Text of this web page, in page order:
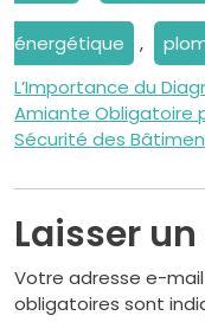
énergétique ,
de
l’article
L’Importance du
Amiante Obligatoire
Sécurité des
Laisser
Votre adresse e-
obligatoires sont